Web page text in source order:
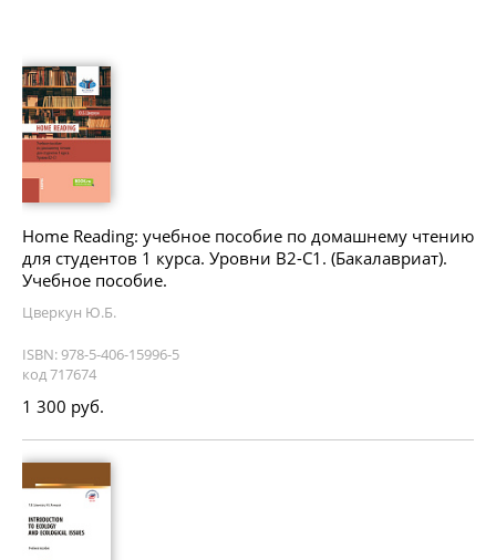
Home Reading: учебное пособие по домашнему чтению
для студентов 1 курса. Уровни В2-С1. (Бакалавриат).
Учебное пособие.
Цверкун Ю.Б.
ISBN: 978-5-406-15996-5
код 717674
1 300 руб.